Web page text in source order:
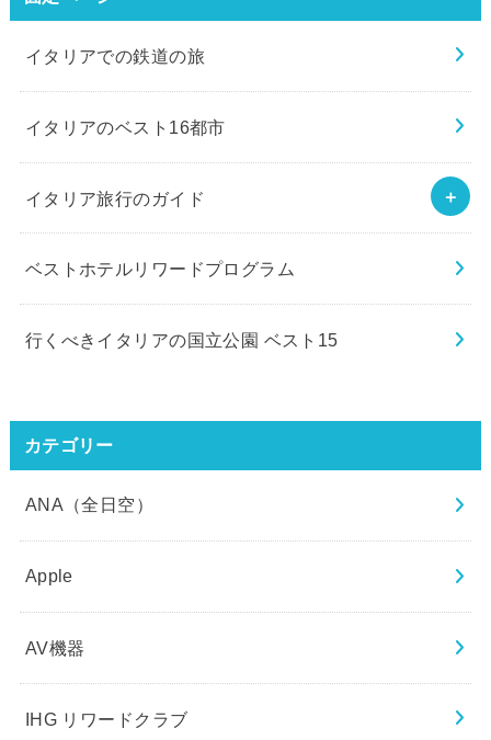
イタリアでの鉄道の旅
イタリアのベスト16都市
イタリア旅行のガイド
ベストホテルリワードプログラム
行くべきイタリアの国立公園 ベスト15
カテゴリー
ANA（全日空）
Apple
AV機器
IHG リワードクラブ